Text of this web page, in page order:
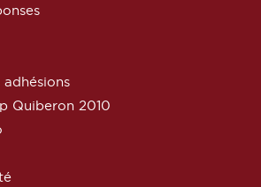
Quiberon 2010